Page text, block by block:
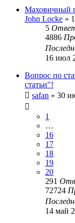
Маховичный
John Locke »
5
4886
16 июл
Вопрос по
статьи"!
safan » 30
1
…
16
17
18
19
20
291
72724
14 май